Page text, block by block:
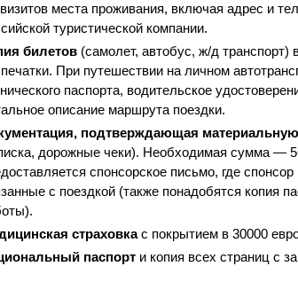
места проживания, включая адрес и
туристической компании.
билетов (самолет, автобус, ж/д транспорт)
При путешествии на личном
паспорта, водительское
описание маршрута поездки.
подтверждающая материальную
дорожные чеки). Необходимая сумма —
спонсорское письмо, где
с поездкой (также понадобятся копия
страховкас покрытием в 30000
паспорт и копия всех страниц с